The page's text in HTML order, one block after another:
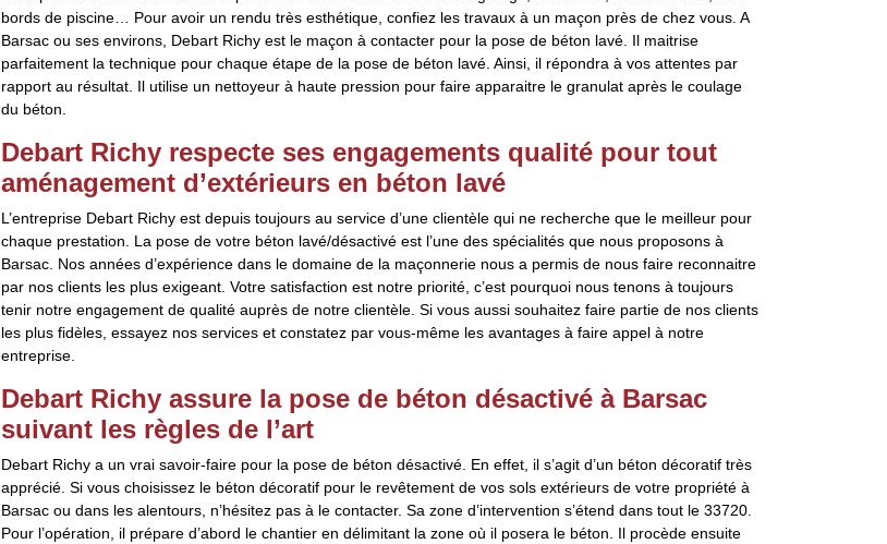
bords de piscine… Pour avoir un rendu très esthétique, confiez les travaux à un maçon près de chez vous. A
Barsac ou ses environs, Debart Richy est le maçon à contacter pour la pose de béton lavé. Il maitrise
parfaitement la technique pour chaque étape de la pose de béton lavé. Ainsi, il répondra à vos attentes par
rapport au résultat. Il utilise un nettoyeur à haute pression pour faire apparaitre le granulat après le coulage
du béton.
Debart Richy respecte ses engagements qualité pour tout
aménagement d’extérieurs en béton lavé
L’entreprise Debart Richy est depuis toujours au service d’une clientèle qui ne recherche que le meilleur pour
chaque prestation. La pose de votre béton lavé/désactivé est l’une des spécialités que nous proposons à
Barsac. Nos années d’expérience dans le domaine de la maçonnerie nous a permis de nous faire reconnaitre
par nos clients les plus exigeant. Votre satisfaction est notre priorité, c’est pourquoi nous tenons à toujours
tenir notre engagement de qualité auprès de notre clientèle. Si vous aussi souhaitez faire partie de nos clients
les plus fidèles, essayez nos services et constatez par vous-même les avantages à faire appel à notre
entreprise.
Debart Richy assure la pose de béton désactivé à Barsac
suivant les règles de l’art
Debart Richy a un vrai savoir-faire pour la pose de béton désactivé. En effet, il s’agit d’un béton décoratif très
apprécié. Si vous choisissez le béton décoratif pour le revêtement de vos sols extérieurs de votre propriété à
Barsac ou dans les alentours, n’hésitez pas à le contacter. Sa zone d’intervention s’étend dans tout le 33720.
Pour l’opération, il prépare d’abord le chantier en délimitant la zone où il posera le béton. Il procède ensuite